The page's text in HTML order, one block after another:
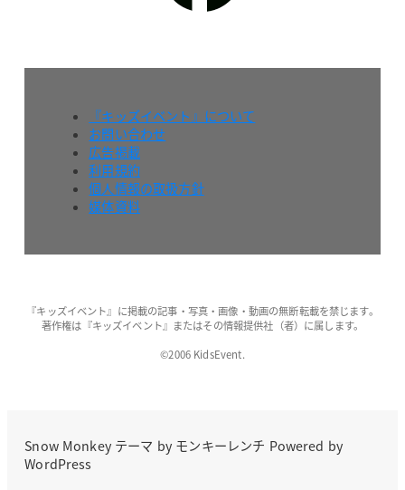
『キッズイベント』について
お問い合わせ
広告掲載
利用規約
個人情報の取扱方針
媒体資料
『キッズイベント』に掲載の記事・写真・画像・動画の無断転載を禁じます。
著作権は『キッズイベント』またはその情報提供社（者）に属します。
©2006 KidsEvent.
Snow Monkeyテーマ by モンキーレンチ Powered by
WordPress